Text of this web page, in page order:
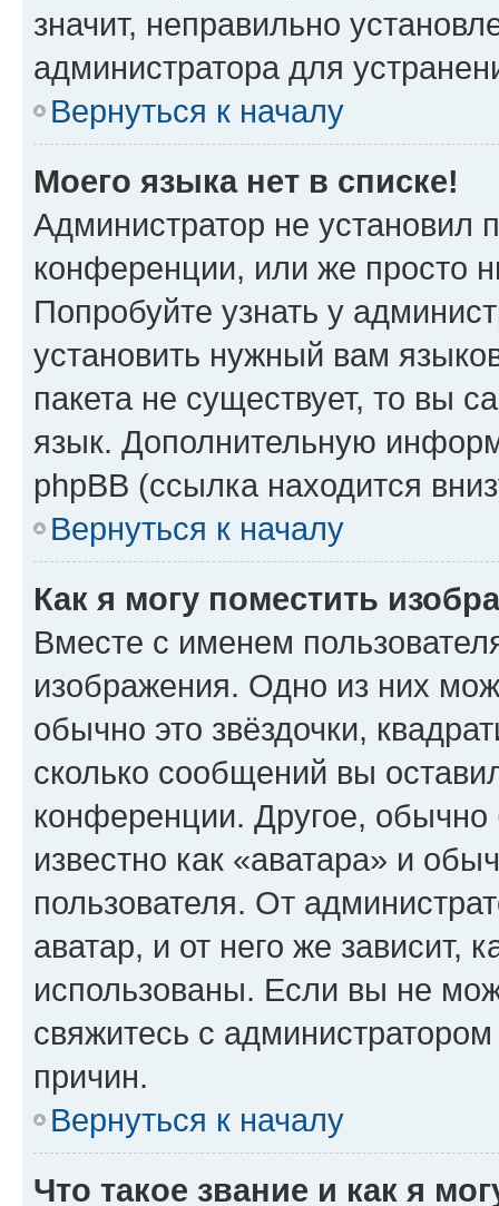
значит, неправильно
администратора для
Вернуться к началу
Моего языка нет в списке!
Администратор не установил
конференции, или же просто
Попробуйте узнать у
установить нужный вам
пакета не существует, то вы
язык. Дополнительную
phpBB (ссылка находится
Вернуться к началу
Как я могу поместить
Вместе с именем
изображения. Одно из них
обычно это звёздочки,
сколько сообщений вы
конференции. Другое,
известно как «аватара» и
пользователя. От
аватар, и от него же зависит,
использованы. Если вы не
свяжитесь с
причин.
Вернуться к началу
Что такое звание и как я